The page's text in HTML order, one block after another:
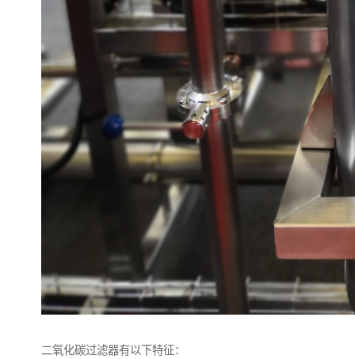
二氧化碳过滤器有以下特征：